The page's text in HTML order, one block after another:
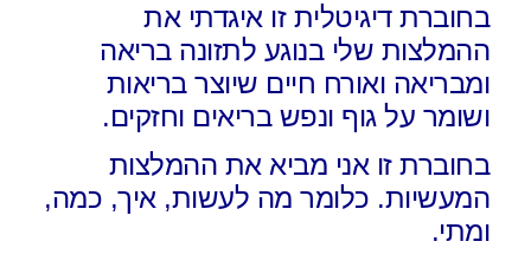
בחוברת דיגיטלית זו איגדתי את
ההמלצות שלי בנוגע לתזונה בריאה
ומבריאה ואורח חיים שיוצר בריאות
ושומר על גוף ונפש בריאים וחזקים.
בחוברת זו אני מביא את ההמלצות
המעשיות. כלומר מה לעשות, איך, כמה,
ומתי.